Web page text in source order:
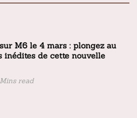
M6 le 4 mars : plongez au
inédites de cette nouvelle
read